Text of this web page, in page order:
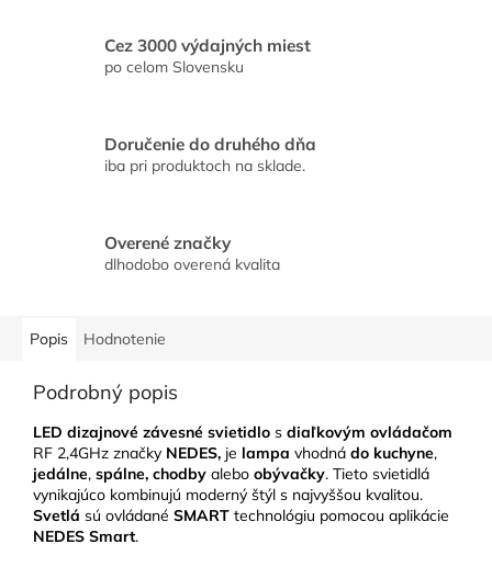
Cez 3000 výdajných miest
po celom Slovensku
Doručenie do druhého dňa
iba pri produktoch na sklade.
Overené značky
dlhodobo overená kvalita
Popis Hodnotenie
Podrobný popis
LED dizajnové závesné svietidlo s diaľkovým ovládačom
RF 2,4GHz značky NEDES, je lampa vhodná do kuchyne,
jedálne, spálne, chodby alebo obývačky. Tieto svietidlá
vynikajúco kombinujú moderný štýl s najvyššou kvalitou.
Svetlá sú ovládané SMART technológiu pomocou aplikácie
NEDES Smart.